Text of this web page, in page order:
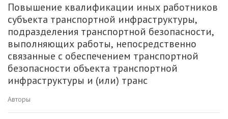
Повышение квалификации иных работников
субъекта транспортной инфраструктуры,
подразделения транспортной безопасности,
выполняющих работы, непосредственно
связанные с обеспечением транспортной
безопасности объекта транспортной
инфраструктуры и (или) транс
Авторы